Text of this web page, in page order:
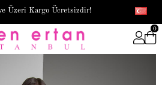
Üzeri Kargo Ücretsizdir!
0